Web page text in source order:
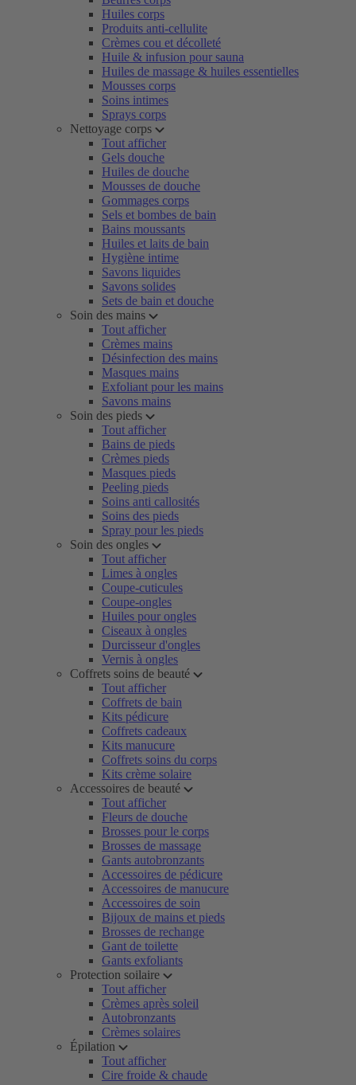
Huiles corps
Produits anti-cellulite
Crèmes cou et décolleté
Huile & infusion pour sauna
Huiles de massage & huiles essentielles
Mousses corps
Soins intimes
Sprays corps
Nettoyage corps
Tout afficher
Gels douche
Huiles de douche
Mousses de douche
Gommages corps
Sels et bombes de bain
Bains moussants
Huiles et laits de bain
Hygiène intime
Savons liquides
Savons solides
Sets de bain et douche
Soin des mains
Tout afficher
Crèmes mains
Désinfection des mains
Masques mains
Exfoliant pour les mains
Savons mains
Soin des pieds
Tout afficher
Bains de pieds
Crèmes pieds
Masques pieds
Peeling pieds
Soins anti callosités
Soins des pieds
Spray pour les pieds
Soin des ongles
Tout afficher
Limes à ongles
Coupe-cuticules
Coupe-ongles
Huiles pour ongles
Ciseaux à ongles
Durcisseur d'ongles
Vernis à ongles
Coffrets soins de beauté
Tout afficher
Coffrets de bain
Kits pédicure
Coffrets cadeaux
Kits manucure
Coffrets soins du corps
Kits crème solaire
Accessoires de beauté
Tout afficher
Fleurs de douche
Brosses pour le corps
Brosses de massage
Gants autobronzants
Accessoires de pédicure
Accessoires de manucure
Accessoires de soin
Bijoux de mains et pieds
Brosses de rechange
Gant de toilette
Gants exfoliants
Protection soilaire
Tout afficher
Crèmes après soleil
Autobronzants
Crèmes solaires
Épilation
Tout afficher
Cire froide & chaude